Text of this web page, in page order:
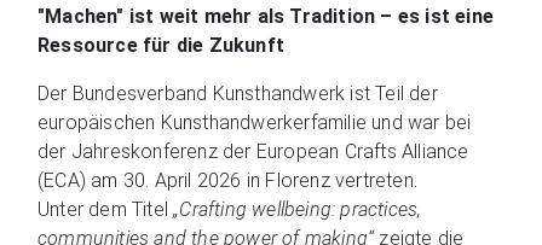
"Machen" ist weit mehr als Tradition – es ist eine
Ressource für die Zukunft
Der Bundesverband Kunsthandwerk ist Teil der
europäischen Kunsthandwerkerfamilie und war bei
der Jahreskonferenz der European Crafts Alliance
(ECA) am 30. April 2026 in Florenz vertreten.
Unter dem Titel„Crafting wellbeing: practices,
communities and the power of making“ zeigte die